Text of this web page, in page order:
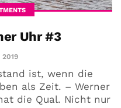
Uhr #3
ist, wenn die
als Zeit. – Werner
die Qual. Nicht nur